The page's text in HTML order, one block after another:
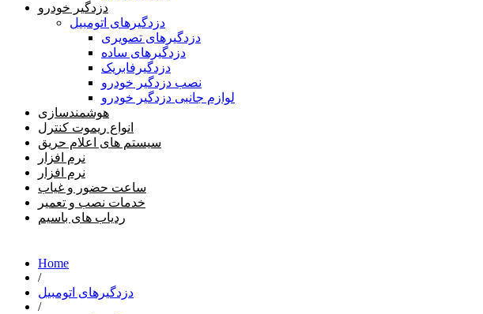
دزدگیر خودرو
دزدگیرهای اتومبیل
دزدگیرهای تصویری
دزدگیرهای ساده
دزدگیرفابریک
نصب دزدگیر خودرو
لوازم جانبی دزدگیر خودرو
هوشمندسازی
انواع ریموت کنترل
سیستم های اعلام حریق
نرم افزار
نرم افزار
ساعت حضور و غیاب
خدمات نصب و تعمیر
ردیاب های باسیم
Home
/
دزدگیرهای اتومبیل
/